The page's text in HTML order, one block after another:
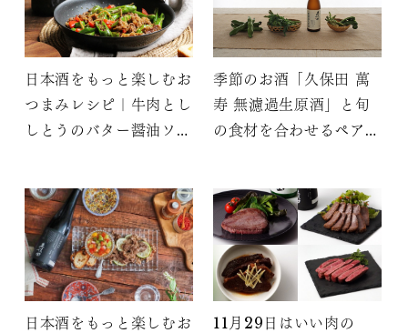
日本酒をもっと楽しむお
つまみレシピ｜牛肉とし
しとうのバター醤油ソテ
季節のお酒「久保田 萬
寿 無濾過生原酒」と旬
の食材を合わせるペアリ
日本酒をもっと楽しむお
11月29日はいい肉の